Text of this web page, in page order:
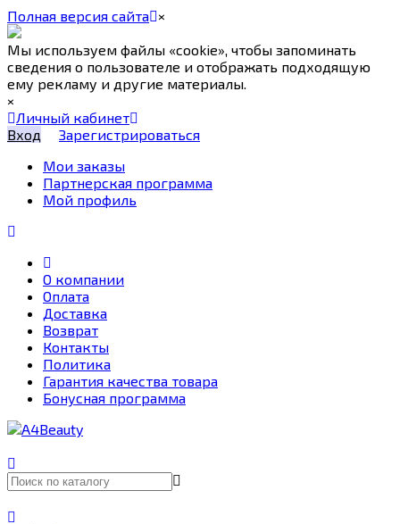
Полная версия сайта ×
Мы используем файлы «cookie», чтобы запоминать
сведения о пользователе и отображать подходящую
ему рекламу и другие материалы.
×
Личный кабинет
Вход
Зарегистрироваться
Мои заказы
Партнерская программа
Мой профиль
О компании
Оплата
Доставка
Возврат
Контакты
Политика
Гарантия качества товара
Бонусная программа